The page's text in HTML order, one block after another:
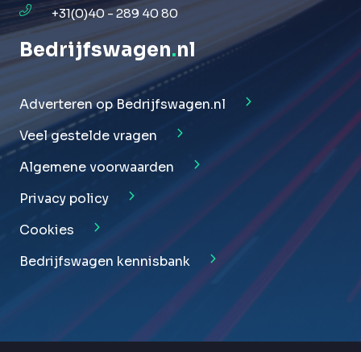
+31(0)40 - 289 40 80
Bedrijfswagen.nl
Adverteren op Bedrijfswagen.nl
Veel gestelde vragen
Algemene voorwaarden
Privacy policy
Cookies
Bedrijfswagen kennisbank